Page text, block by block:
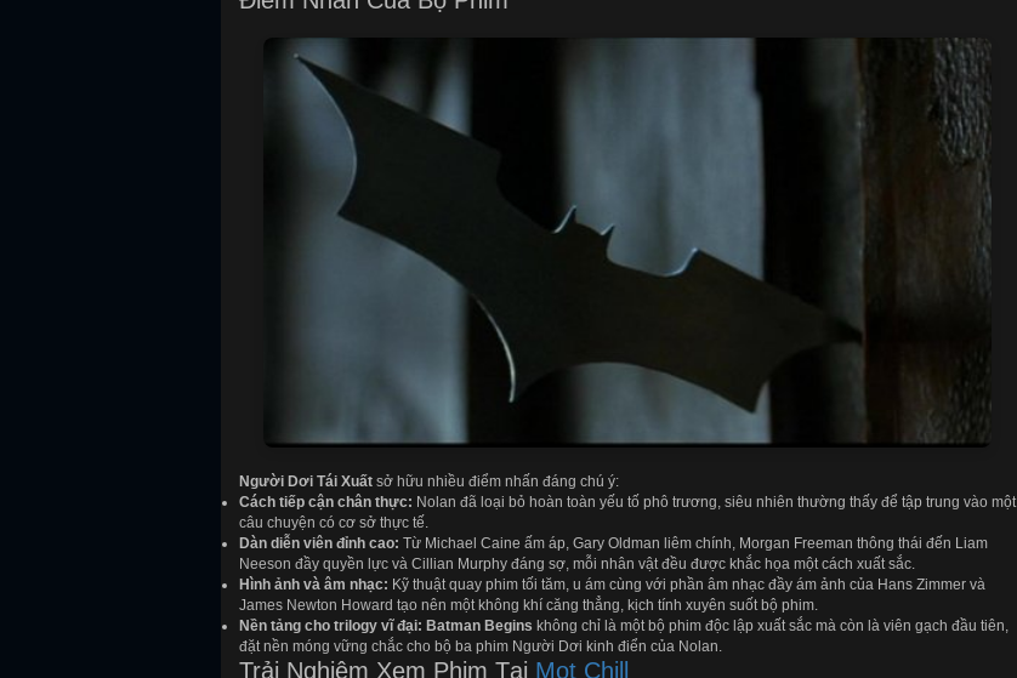
Người Dơi Tái Xuất sở hữu nhiều điểm nhấn đáng chú ý:
Cách tiếp cận chân thực: Nolan đã loại bỏ hoàn toàn yếu tố phô trương, siêu nhiên thường thấy để tập trung vào một
câu chuyện có cơ sở thực tế.
Dàn diễn viên đỉnh cao: Từ Michael Caine ấm áp, Gary Oldman liêm chính, Morgan Freeman thông thái đến Liam
Neeson đầy quyền lực và Cillian Murphy đáng sợ, mỗi nhân vật đều được khắc họa một cách xuất sắc.
Hình ảnh và âm nhạc: Kỹ thuật quay phim tối tăm, u ám cùng với phần âm nhạc đầy ám ảnh của Hans Zimmer và
James Newton Howard tạo nên một không khí căng thẳng, kịch tính xuyên suốt bộ phim.
Nền tảng cho trilogy vĩ đại: Batman Begins không chỉ là một bộ phim độc lập xuất sắc mà còn là viên gạch đầu tiên,
đặt nền móng vững chắc cho bộ ba phim Người Dơi kinh điển của Nolan.
Trải Nghiệm Xem Phim Tại Mọt Chill